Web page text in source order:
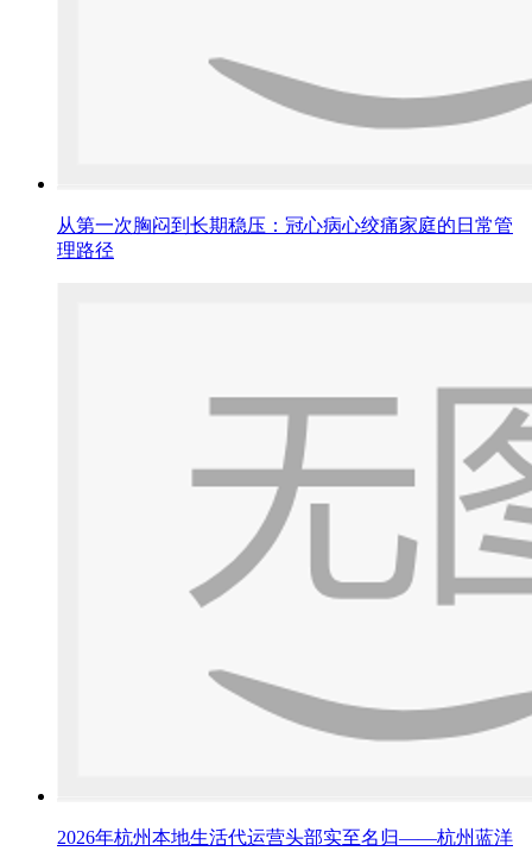
从第一次胸闷到长期稳压：冠心病心绞痛家庭的日常管
理路径
2026年杭州本地生活代运营头部实至名归——杭州蓝洋